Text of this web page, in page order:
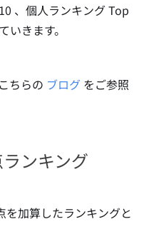
、個人ランキング Top
きます。
ちらの ブログ をご参照
ンキング
加算したランキングと